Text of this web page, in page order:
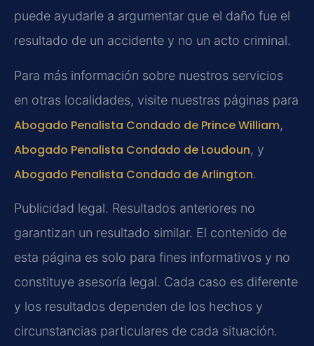
puede ayudarle a argumentar que el daño fue el
resultado de un accidente y no un acto criminal.
Para más información sobre nuestros servicios
en otras localidades, visite nuestras páginas para
Abogado Penalista Condado de Prince William,
Abogado Penalista Condado de Loudoun, y
Abogado Penalista Condado de Arlington.
Publicidad legal. Resultados anteriores no
garantizan un resultado similar. El contenido de
esta página es solo para fines informativos y no
constituye asesoría legal. Cada caso es diferente
y los resultados dependen de los hechos y
circunstancias particulares de cada situación.